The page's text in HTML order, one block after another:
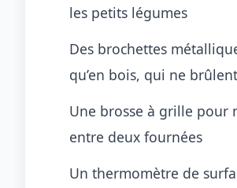
les petits légumes
Des brochettes
qu’en bois, qui ne
Une brosse à grille pour
entre deux fournées
Un thermomètre de